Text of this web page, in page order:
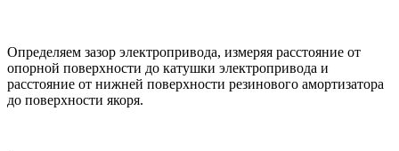
Определяем зазор электропривода, измеряя расстояние от
опорной поверхности до катушки электропривода и
расстояние от нижней поверхности резинового амортизатора
до поверхности якоря.